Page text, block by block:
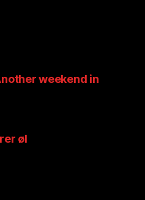
weekend in
øl